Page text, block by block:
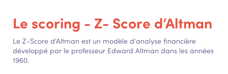
Le scoring - Z- Score d’Altman
Le Z-Score d'Altman est un modèle d'analyse financière
développé par le professeur Edward Altman dans les années
1960.